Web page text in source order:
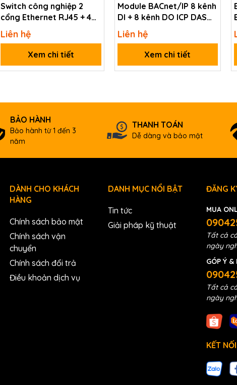
Switch công nghiệp 2
cổng Ethernet RJ45 + 4
cổng T1L Ethernet ICP
DAS NSM-2402-T1L CR
Liên hệ
Xem chi tiết
Module BACnet/IP 8 kênh
DI + 8 kênh DO ICP DAS
BNET-2107M CR
Liên hệ
Xem chi tiết
BẢO HÀNH
Bảo hành từ 1 đến 3
năm
THANH TOÁN
Dễ dàng và bảo mật
DÀNH CHO KHÁCH
HÀNG
Chính sách bảo mật
Chính sách vận
chuyển
Chính sách đổi trả
Điều khoản dịch vụ
DANH MỤC NỔI BẬT
Tin tức
Giải pháp kỹ thuật
ĐĂNG
MUA
Tất cả
ngày
GÓP Ý
Tất cả
ngày
KẾT